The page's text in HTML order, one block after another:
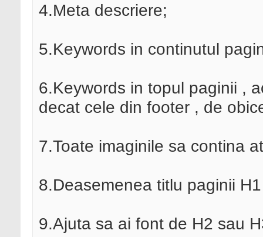
4.Meta descriere;
5.Keywords in continutul
6.Keywords in topul paginii ,
decat cele din footer , de
7.Toate imaginile sa contina
8.Deasemenea titlu paginii
9.Ajuta sa ai font de H2 sau